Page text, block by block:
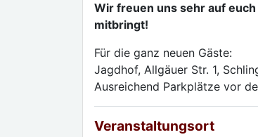
Wir freuen uns sehr auf
mitbringt!
Für die ganz neuen Gäste:
Jagdhof, Allgäuer Str. 1,
Ausreichend Parkplätze vor
Veranstaltungsort